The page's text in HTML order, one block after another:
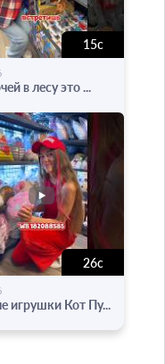
15с
в лесу это ...
26с
игрушки Кот Пу...